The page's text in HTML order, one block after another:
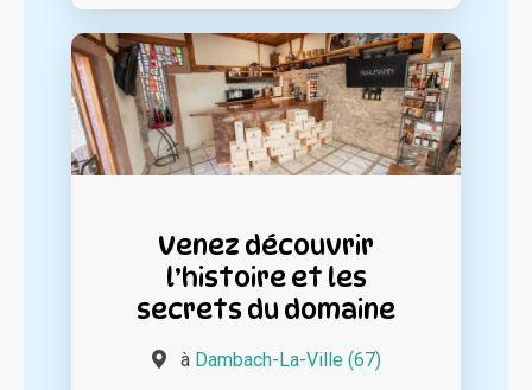
Venez découvrir
l’histoire et les
secrets du domaine
à Dambach-La-Ville (67)